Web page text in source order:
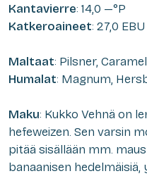
Kantavierre: 14,0 —°P
Katkeroaineet: 27,0 EBU
Maltaat: Pilsner,
Humalat: Magnum,
Maku: Kukko Vehnä on
hefeweizen. Sen varsin
pitää sisällään mm.
banaanisen